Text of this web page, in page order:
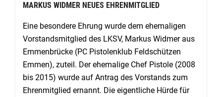
MARKUS WIDMER NEUES EHRENMITGLIED
Eine besondere Ehrung wurde dem ehemaligen
Vorstandsmitglied des LKSV, Markus Widmer aus
Emmenbrücke (PC Pistolenklub Feldschützen
Emmen), zuteil. Der ehemalige Chef Pistole (2008
bis 2015) wurde auf Antrag des Vorstands zum
Ehrenmitglied ernannt. Die eigentliche Hürde für